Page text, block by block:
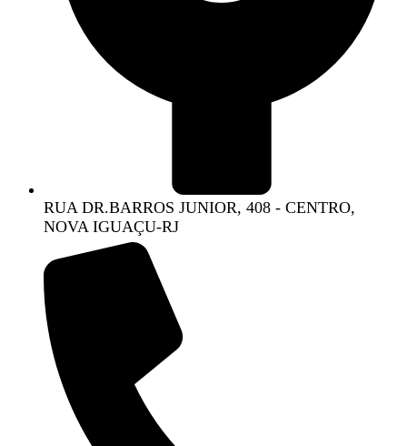
RUA DR.BARROS JUNIOR, 408 - CENTRO,
NOVA IGUAÇU-RJ